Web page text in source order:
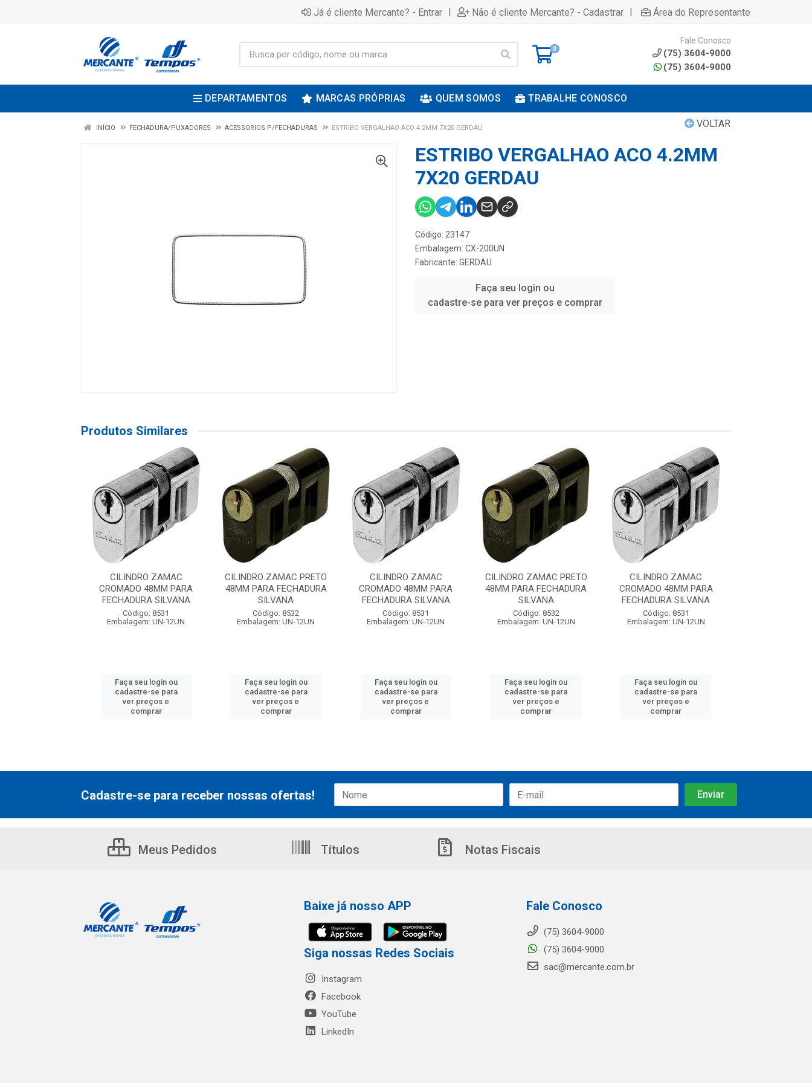
Já é cliente Mercante? - Entrar | Não é cliente Mercante? - Cadastrar | Área do Representante
0
Fale Conosco
(75) 3604-9000
(75) 3604-9000
DEPARTAMENTOS MARCAS PRÓPRIAS QUEM SOMOS TRABALHE CONOSCO
VOLTAR
INÍCIO FECHADURA/PUXADORES ACESSORIOS P/FECHADURAS ESTRIBO VERGALHAO ACO 4.2MM 7X20 GERDAU
ESTRIBO VERGALHAO ACO 4.2MM
7X20 GERDAU
Código: 23147
Embalagem: CX-200UN
Fabricante: GERDAU
Faça seu login ou
cadastre-se para ver preços e comprar
Produtos Similares
CILINDRO ZAMAC
CROMADO 48MM PARA
FECHADURA SILVANA
Código: 8531
Embalagem: UN-12UN
Faça seu login ou
cadastre-se para
ver preços e
comprar
CILINDRO ZAMAC PRETO
48MM PARA FECHADURA
SILVANA
Código: 8532
Embalagem: UN-12UN
Faça seu login ou
cadastre-se para
ver preços e
comprar
CILINDRO ZAMAC
CROMADO 48MM PARA
FECHADURA SILVANA
Código: 8531
Embalagem: UN-12UN
Faça seu login ou
cadastre-se para
ver preços e
comprar
CILINDRO ZAMAC PRETO
48MM PARA FECHADURA
SILVANA
Código: 8532
Embalagem: UN-12UN
Faça seu login ou
cadastre-se para
ver preços e
comprar
CILINDRO ZAMAC
CROMADO 48MM PARA
FECHADURA SILVANA
Código: 8531
Embalagem: UN-12UN
Faça seu login ou
cadastre-se para
ver preços e
comprar
Cadastre-se para receber nossas ofertas!
Meus Pedidos Títulos Notas Fiscais
Baixe já nosso APP
Siga nossas Redes Sociais
Instagram
Facebook
YouTube
LinkedIn
Fale Conosco
(75) 3604-9000
(75) 3604-9000
sac@mercante.com.br